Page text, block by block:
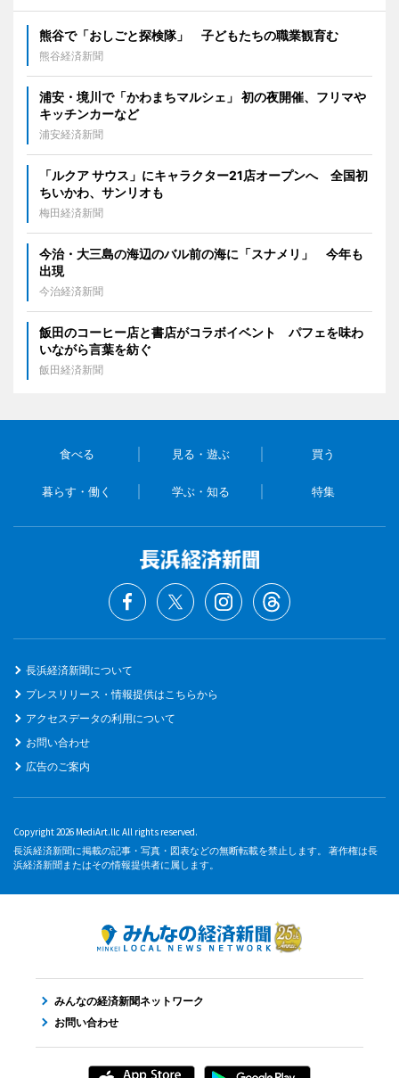
熊谷で「おしごと探検隊」 子どもたちの職業観育む
熊谷経済新聞
浦安・境川で「かわまちマルシェ」 初の夜開催、フリマや
キッチンカーなど
浦安経済新聞
「ルクア サウス」にキャラクター21店オープンへ 全国初
ちいかわ、サンリオも
梅田経済新聞
今治・大三島の海辺のバル前の海に「スナメリ」 今年も
出現
今治経済新聞
飯田のコーヒー店と書店がコラボイベント パフェを味わ
いながら言葉を紡ぐ
飯田経済新聞
食べる 見る・遊ぶ 買う
暮らす・働く 学ぶ・知る 特集
長浜経済新聞について
プレスリリース・情報提供はこちらから
アクセスデータの利用について
お問い合わせ
広告のご案内
Copyright 2026 MediArt.llc All rights reserved.
長浜経済新聞に掲載の記事・写真・図表などの無断転載を禁止します。 著作権は長
浜経済新聞またはその情報提供者に属します。
みんなの経済新聞ネットワーク
お問い合わせ